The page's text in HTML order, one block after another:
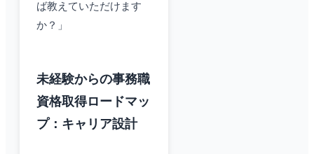
ば教えていただけます
か？」
未経験からの事務職
資格取得ロードマッ
プ：キャリア設計